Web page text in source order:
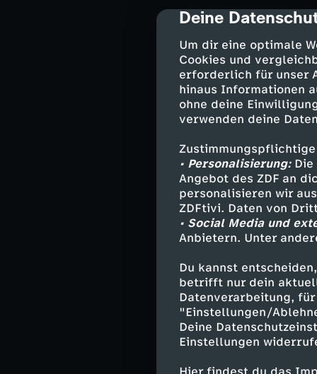
cmp-dialog-
Deine
Um dir eine optimale
Cookies und
erforderlich für unser
hinaus Informationen
ohne deine
verwenden deine
• Personalisierung:Die
Angebot des ZDF an
personalisieren wir
ZDFtivi. Daten von
• Social Media und
Anbietern. Unter
Du kannst
betrifft nur dein
Datenverarbeitung,
"Einstellungen/
Deine
Einstellungen
Schnelle
Hauke Wahl
gebracht.
(47.).
Andrej
Hoffenheimer
getroffen, als
FC St. Pauli:
Sands, Fujita,
Afolayan (80.
Trainer: